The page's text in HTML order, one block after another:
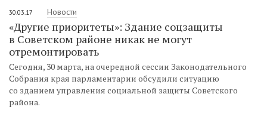
30.03.17 Новости
«Другие приоритеты»: Здание соцзащиты
в Советском районе никак не могут
отремонтировать
Сегодня, 30 марта, на очередной сессии Законодательного
Собрания края парламентарии обсудили ситуацию
со зданием управления социальной защиты Советского
района.